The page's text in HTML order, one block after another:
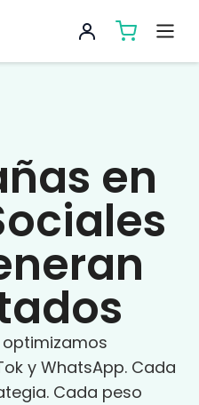
en
y WhatsApp. Cada
Cada peso